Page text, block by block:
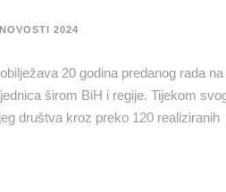
NOVOSTI 2024
20 godina predanog rada
širom BiH i regije. Tijekom
društva kroz preko 120 realiziranih